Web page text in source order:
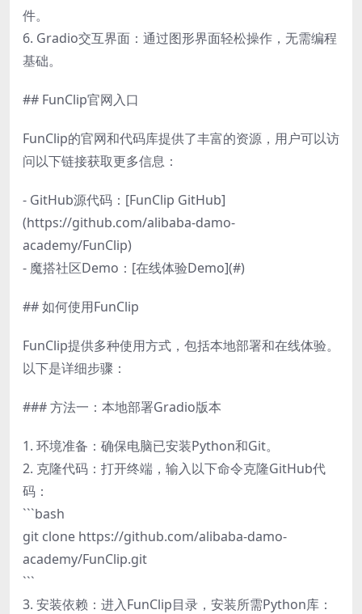
件。
6. Gradio交互界面：通过图形界面轻松操作，无需编程
基础。
## FunClip官网入口
FunClip的官网和代码库提供了丰富的资源，用户可以访
问以下链接获取更多信息：
- GitHub源代码：[FunClip GitHub]
(https://github.com/alibaba-damo-
academy/FunClip)
- 魔搭社区Demo：[在线体验Demo](#)
## 如何使用FunClip
FunClip提供多种使用方式，包括本地部署和在线体验。
以下是详细步骤：
### 方法一：本地部署Gradio版本
1. 环境准备：确保电脑已安装Python和Git。
2. 克隆代码：打开终端，输入以下命令克隆GitHub代
码：
```bash
git clone https://github.com/alibaba-damo-
academy/FunClip.git
```
3. 安装依赖：进入FunClip目录，安装所需Python库：